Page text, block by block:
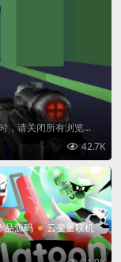
，请关闭所有浏览...
42.7K
品源码 云变量联机